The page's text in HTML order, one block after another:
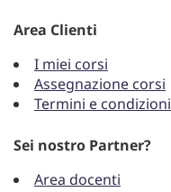
Area Clienti
I miei corsi
Assegnazione corsi
Termini e condizioni
Sei nostro Partner?
Area docenti